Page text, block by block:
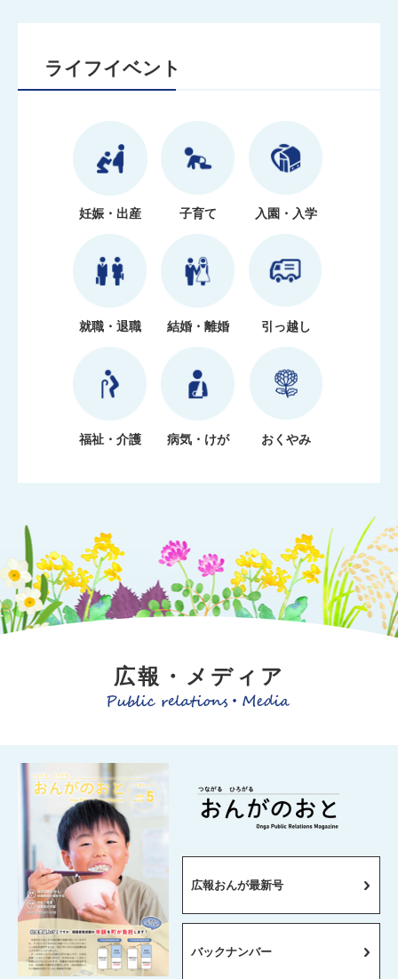
ライフイベント
妊娠・出産 子育て 入園・入学
就職・退職 結婚・離婚 引っ越し
福祉・介護 病気・けが おくやみ
広報・メディア
広報おんが最新号
バックナンバー